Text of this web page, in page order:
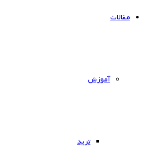
مقالات
آموزش
ترید